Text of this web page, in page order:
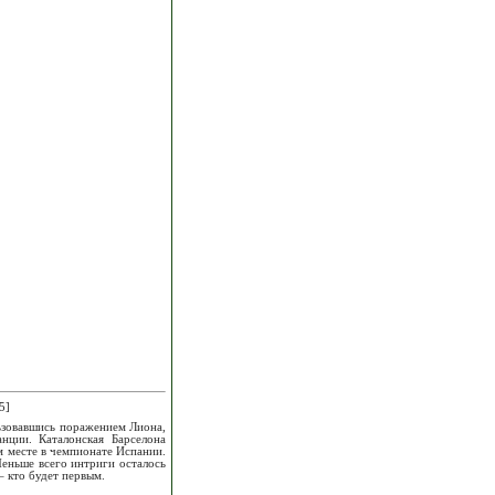
поражением Лиона,
Каталонская Барселона
месте в чемпионате Испании.
всего интриги осталось
кто будет первым.